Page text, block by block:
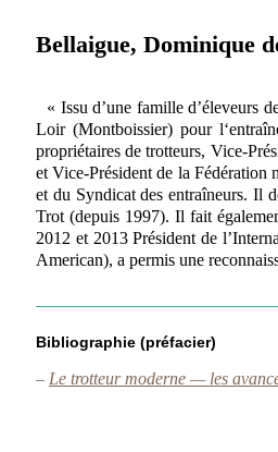
Bellaigue, Dominique
« Issu d’une famille d’éleveurs
Loir (Montboissier) pour
propriétaires de trotteurs, Vice-
et Vice-Président de la Fédération
et du Syndicat des entraîneurs. Il
Trot (depuis 1997). Il fait
2012 et 2013 Président de
American), a permis une
Bibliographie (préfacier)
– Le trotteur moderne — les